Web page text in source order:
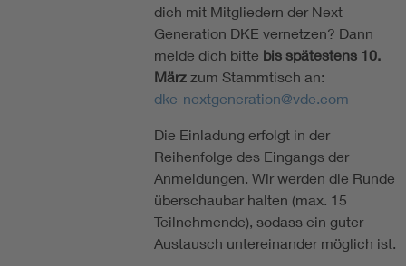
dich mit Mitgliedern der Next
Generation DKE vernetzen? Dann
melde dich bitte bis spätestens 10.
März zum Stammtisch an:
dke-nextgeneration@vde.com
Die Einladung erfolgt in der
Reihenfolge des Eingangs der
Anmeldungen. Wir werden die Runde
überschaubar halten (max. 15
Teilnehmende), sodass ein guter
Austausch untereinander möglich ist.